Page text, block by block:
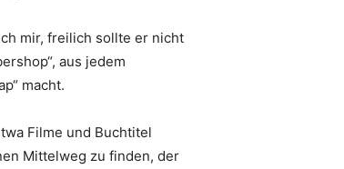
mir, freilich sollte er nicht
aus jedem
macht.
Filme und Buchtitel
Mittelweg zu finden, der